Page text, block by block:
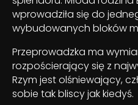
wprowadziła się do
wybudowanych bloków
Przeprowadzka ma
rozpościerający się z
Rzym jest olśniewający,
sobie tak bliscy jak kiedyś.